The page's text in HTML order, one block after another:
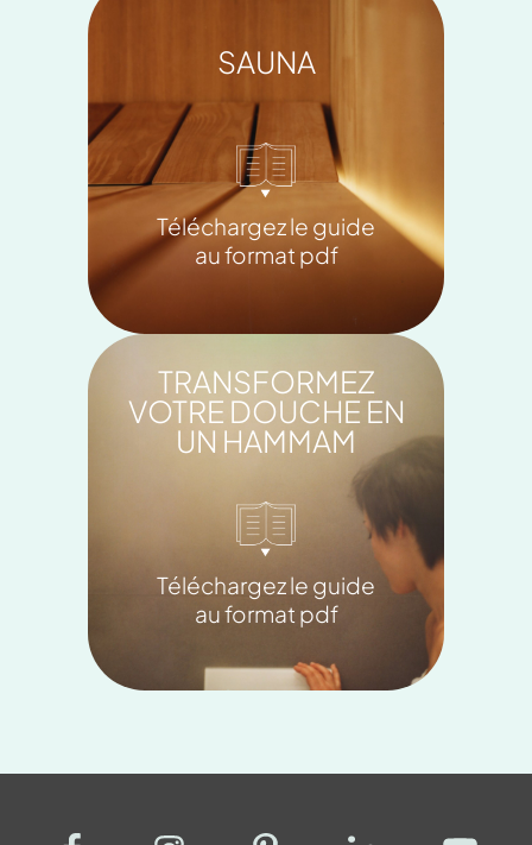
SAUNA
Téléchargez le guide
au format pdf
TRANSFORMEZ
VOTRE DOUCHE EN
UN HAMMAM
Téléchargez le guide
au format pdf